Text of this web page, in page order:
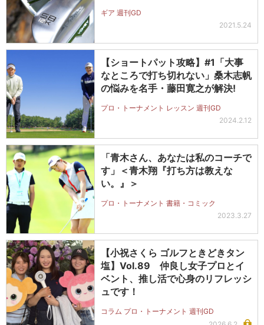
ギア 週刊GD
2021.5.24
【ショートパット攻略】#1「大事
なところで打ち切れない」桑木志帆
の悩みを名手・藤田寛之が解決!
プロ・トーナメント レッスン 週刊GD
2024.2.12
「青木さん、あなたは私のコーチで
す」＜青木翔『打ち方は教えな
い。』＞
プロ・トーナメント 書籍・コミック
2023.3.27
【小祝さくら ゴルフときどきタン
塩】Vol.89 仲良し女子プロとイ
ベント、推し活で心身のリフレッシ
ュです！
コラム プロ・トーナメント 週刊GD